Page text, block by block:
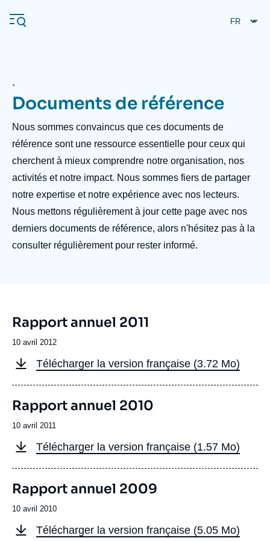
au
contenu
Navigation
principale
L'Ifri
Analyses
Événements
À propos de l'Ifri
L'Ifri en bref
Recherches fréquentes
Proche-Orient
`
Documents de référence
Accroche
header
Nous sommes convaincus que ces documents de
référence sont une ressource essentielle pour ceux qui
cherchent à mieux comprendre notre organisation, nos
activités et notre impact. Nous sommes fiers de partager
notre expertise et notre expérience avec nos lecteurs.
Nous mettons régulièrement à jour cette page avec nos
derniers documents de référence, alors n'hésitez pas à la
consulter régulièrement pour rester informé.
Image
de
couverture
Rapport annuel 2011
Date
publication
10 avril 2012
Fichier
à
télécharger
Télécharger la version française (3.72 Mo)
Image
de
couverture
Rapport annuel 2010
Date
publication
10 avril 2011
Fichier
à
télécharger
Télécharger la version française (1.57 Mo)
Image
de
couverture
Rapport annuel 2009
Date
publication
10 avril 2010
Fichier
Télécharger la version française (5.05 Mo)